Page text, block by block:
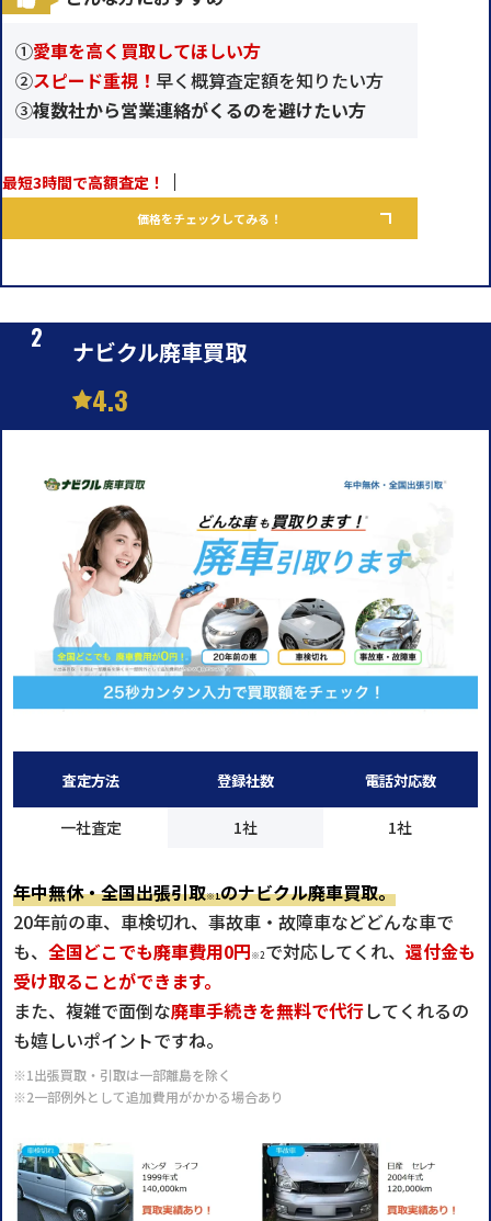
①愛車を高く買取してほしい方
②スピード重視！ 早く概算査定額を知りたい方
③複数社から営業連絡がくるのを避けたい方
最短3時間で高額査定！
価格をチェックしてみる！
ナビクル廃車買取
4.3
査定方法
一社査定
登録社数
1社
電話対応数
1社
年中無休・全国出張引取※1のナビクル廃車買取。
20年前の車、車検切れ、事故車・故障車などどんな車で
も、 全国どこでも廃車費用0円※2で対応してくれ、 還付金も
受け取ることができます。
また、複雑で面倒な廃車手続きを無料で代行してくれるの
も嬉しいポイントですね。
※1出張買取・引取は一部離島を除く
※2一部例外として追加費用がかかる場合あり